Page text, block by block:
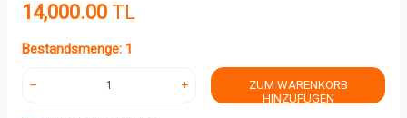
14,000.00 TL
Bestandsmenge: 1
ZUM WARENKORB
HINZUFÜGEN